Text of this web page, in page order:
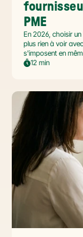
PME
En 2026, choisir
plus rien à voir
s'imposent en
USD en pleine
de traitement,
outils pertinents
dans ce paysage
12 min